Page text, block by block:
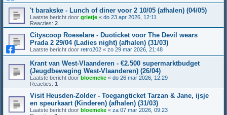
't barakske - Lunch of diner voor 2 10/05 (afhalen) (04/05)
Laatste bericht door grietje « do 23 apr 2026, 12:11
Reacties: 2
Cityscoop Roeselare - Duoticket voor The Devil wears
Prada 2 29/04 (Ladies night) (afhalen) (31/03)
Laatste bericht door retro202 « zo 29 mar 2026, 21:48
Krant van West-Vlaanderen - €2.500 supermarktbudget
(Jeugdbeweging West-Vlaanderen) (26/04)
Laatste bericht door bloemeke « do 26 mar 2026, 12:29
Reacties: 1
Visit Heusden-Zolder - Toegangticket Tarzan & Jane, ijsje
en speurkaart (Kinderen) (afhalen) (31/03)
Laatste bericht door bloemeke « za 07 mar 2026, 09:23